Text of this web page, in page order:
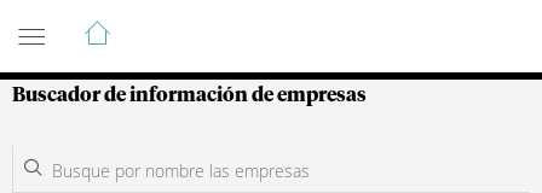
Guía de Empresas Colombianas
Buscador de información de empresas